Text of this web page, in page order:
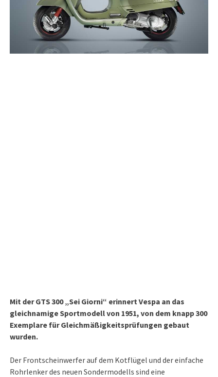
Mit der GTS 300 „Sei Giorni“ erinnert Vespa an das
gleichnamige Sportmodell von 1951, von dem knapp 300
Exemplare für Gleichmäßigkeitsprüfungen gebaut
wurden.
Der Frontscheinwerfer auf dem Kotflügel und der einfache
Rohrlenker des neuen Sondermodells sind eine